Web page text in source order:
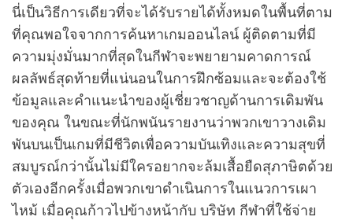
นี่เป็นวิธีการเดียวที่จะได้รับรายได้ทั้งหมดในพื้นที่ตาม
ที่คุณพอใจจากการค้นหาเกมออนไลน์ ผู้ติดตามที่มี
ความมุ่งมั่นมากที่สุดในกีฬาจะพยายามคาดการณ์
ผลลัพธ์สุดท้ายที่แน่นอนในการฝึกซ้อมและจะต้องใช้
ข้อมูลและคำแนะนำของผู้เชี่ยวชาญด้านการเดิมพัน
ของคุณ ในขณะที่นักพนันรายงานว่าพวกเขาวางเดิม
พันบนเป็นเกมที่มีชีวิตเพื่อความบันเทิงและความสุขที่
สมบูรณ์กว่านั้นไม่มีใครอยากจะล้มเสื้อยืดสุภาษิตด้วย
ตัวเองอีกครั้งเมื่อพวกเขาดำเนินการในแนวการเผา
ไหม้ เมื่อคุณก้าวไปข้างหน้ากับ บริษัท กีฬาที่ใช้จ่าย